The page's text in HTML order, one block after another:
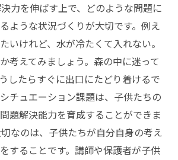
力を伸ばす上で、どのような問題に
ような状況づくりが大切です。例え
いけれど、水が冷たくて入れない。
考えてみましょう。森の中に迷って
したらすぐに出口にたどり着けるで
チュエーション課題は、子供たちの
題解決能力を育成することができま
なのは、子供たちが自分自身の考え
することです。講師や保護者が子供